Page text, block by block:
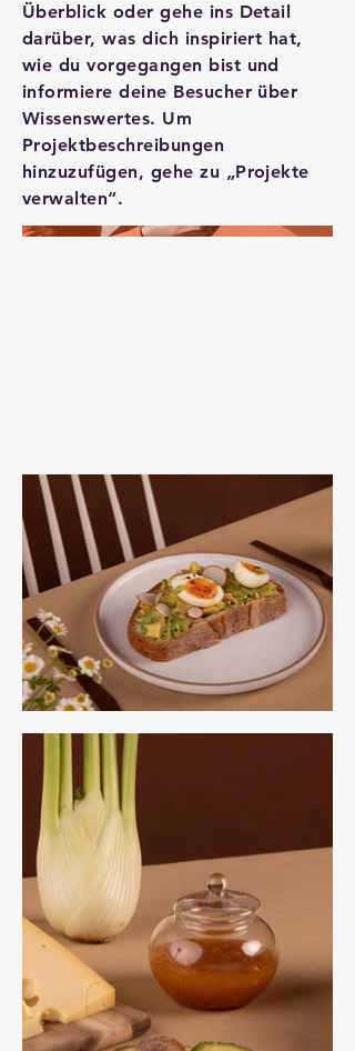
Überblick oder gehe ins Detail
darüber, was dich inspiriert hat,
wie du vorgegangen bist und
informiere deine Besucher über
Wissenswertes. Um
Projektbeschreibungen
hinzuzufügen, gehe zu „Projekte
verwalten“.